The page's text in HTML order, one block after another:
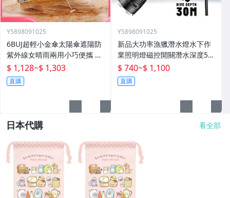
Y5898091025
6BUJ超輕小金傘太陽傘遮陽防
紫外線女晴雨兩用小巧便攜 五
折傘
$ 1,128~$ 1,303
直購
Y5898091025
新品大功率漁獵潛水燈水下作
業照明燈磁控開關潛水深度50
米高流明
$ 740~$ 1,100
直購
日本代購 看全部